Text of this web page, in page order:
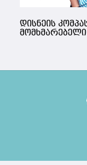
დისნეის
მომხმარებელი